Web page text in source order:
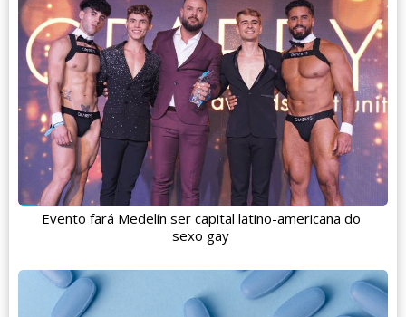
Evento fará Medelín ser capital latino-americana do
sexo gay